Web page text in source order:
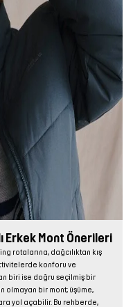
Erkek Mont Önerileri
rotalarına, dağcılıktan kış
konforu ve
biri ise doğru seçilmiş bir
olmayan bir mont; üşüme,
yol açabilir. Bu rehberde,